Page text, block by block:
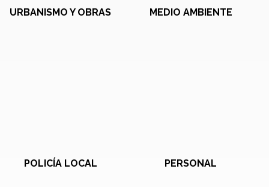
URBANISMO Y OBRAS MEDIO AMBIENTE
POLICÍA LOCAL PERSONAL